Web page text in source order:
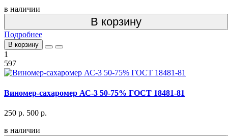
в наличии
В корзину
Подробнее
В корзину
1
597
Виномер-сахаромер АС-3 50-75% ГОСТ 18481-81
250 р. 500 р.
в наличии